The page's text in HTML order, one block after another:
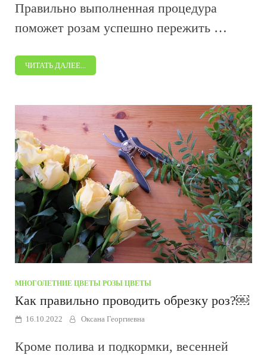
Правильно выполненная процедура
поможет розам успешно пережить …
ЧИТАТЬ ДАЛЕЕ...
МНОГОЛЕТНИЕ ЦВЕТЫ РОЗЫ ЦВЕТЫ
Как правильно проводить обрезку роз?￼
16.10.2022 Оксана Георгиевна
Кроме полива и подкормки, весенней